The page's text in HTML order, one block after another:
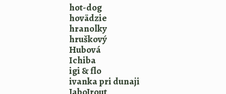
hot-dog
hovädzie
hranolky
hruškový
Hubová
Ichiba
igi & flo
ivanka pri dunaji